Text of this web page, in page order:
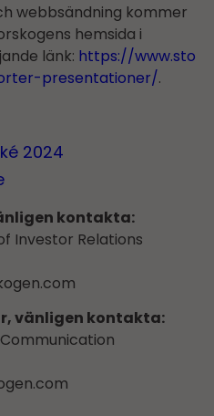
webbsändning kommer
hemsida i
länk: https://www.sto
presentationer/.
2024
kontakta:
Investor Relations
vänligen kontakta: